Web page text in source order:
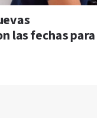
las fechas para